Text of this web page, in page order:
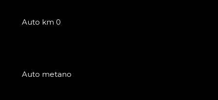
Auto km 0
Auto metano